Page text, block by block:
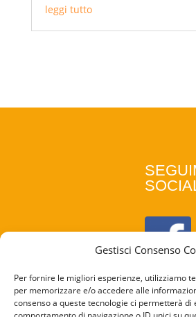
Gestisci Consenso
Per fornire le migliori esperienze, utilizziamo
per memorizzare e/o accedere alle
consenso a queste tecnologie ci permetterà di
leggi tutto